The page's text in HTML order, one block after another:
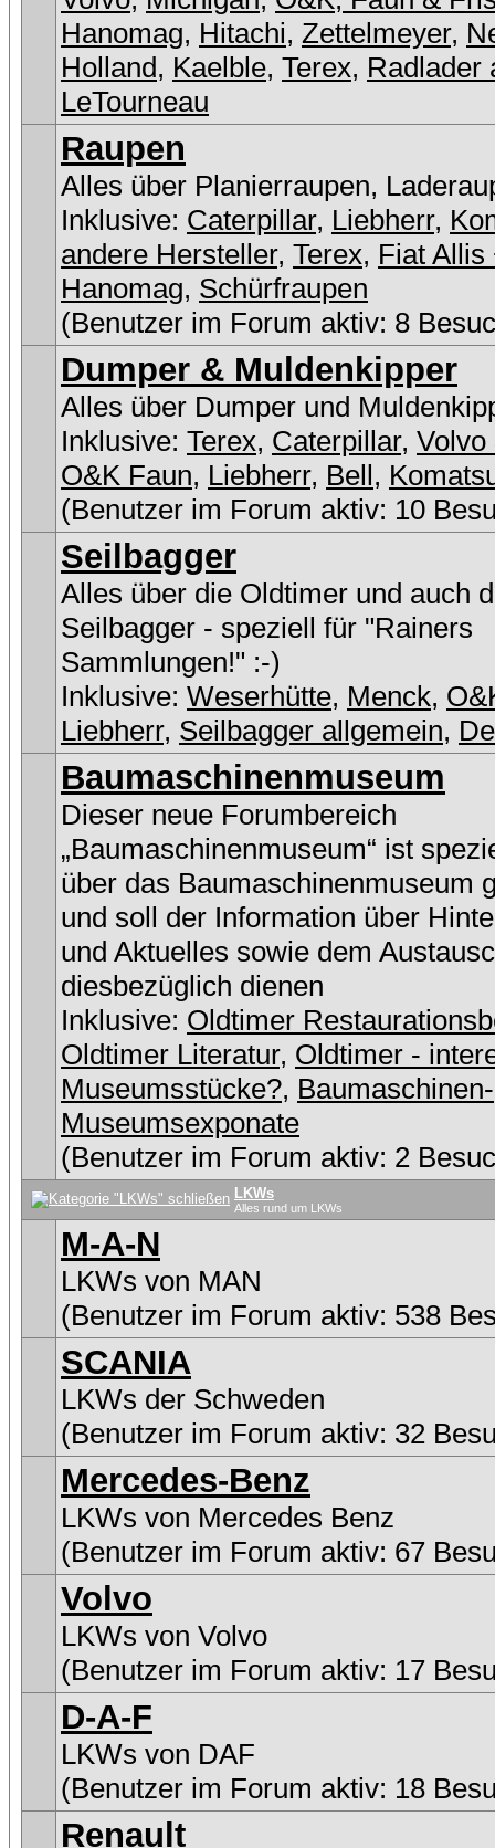
Hanomag, Hitachi, Zettelmeyer,
Holland, Kaelble, Terex, Radlader
LeTourneau
Raupen
Alles über Planierraupen,
Inklusive: Caterpillar, Liebherr,
andere Hersteller, Terex, Fiat Allis
Hanomag, Schürfraupen
(Benutzer im Forum aktiv: 8
Dumper & Muldenkipper
Alles über Dumper und
Inklusive: Terex, Caterpillar, Volvo
O&K Faun, Liebherr, Bell,
(Benutzer im Forum aktiv: 10
Seilbagger
Alles über die Oldtimer und auch
Seilbagger - speziell für "Rainers
Sammlungen!" :-)
Inklusive: Weserhütte, Menck,
Liebherr, Seilbagger allgemein,
Baumaschinenmuseum
Dieser neue Forumbereich
„Baumaschinenmuseum“ ist
über das Baumaschinenmuseum
und soll der Information über
und Aktuelles sowie dem
diesbezüglich dienen
Inklusive: Oldtimer
Oldtimer Literatur, Oldtimer -
Museumsstücke?, Baumaschinen-
Museumsexponate
(Benutzer im Forum aktiv: 2
LKWs
Alles rund um LKWs
M-A-N
LKWs von MAN
(Benutzer im Forum aktiv: 538
SCANIA
LKWs der Schweden
(Benutzer im Forum aktiv: 32
Mercedes-Benz
LKWs von Mercedes Benz
(Benutzer im Forum aktiv: 67
Volvo
LKWs von Volvo
(Benutzer im Forum aktiv: 17
D-A-F
LKWs von DAF
(Benutzer im Forum aktiv: 18
Renault